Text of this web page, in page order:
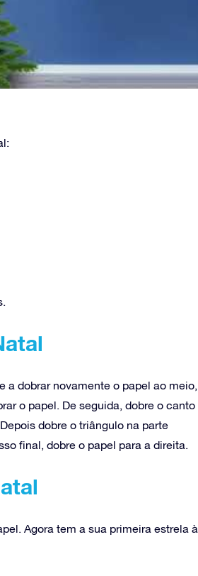
a dobrar novamente o papel ao meio,
o papel. De seguida, dobre o canto
dobre o triângulo na parte
final, dobre o papel para a direita.
Agora tem a sua primeira estrela à